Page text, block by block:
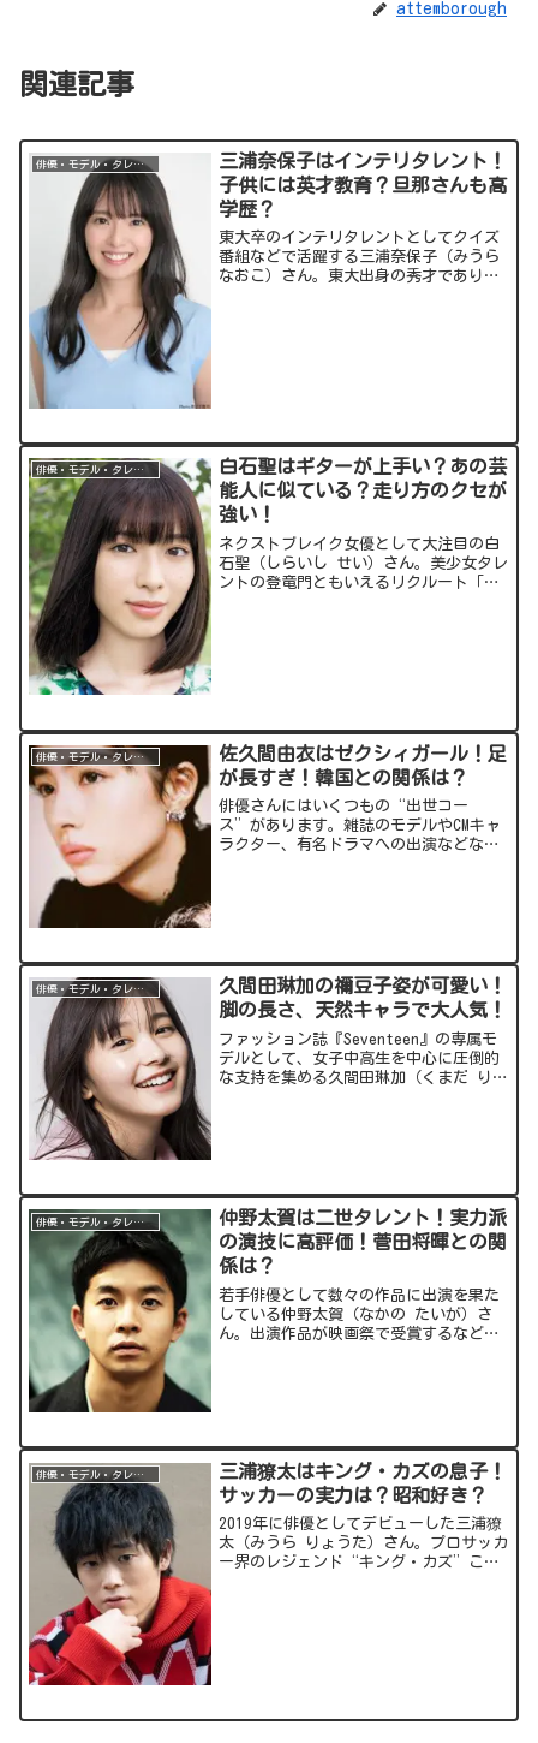
attemborough
関連記事
俳優・モデル・タレント
三浦奈保子はインテリタレント！
子供には英才教育？旦那さんも高
学歴？
東大卒のインテリタレントとしてクイズ
番組などで活躍する三浦奈保子（みうら
なおこ）さん。東大出身の秀才でありな
俳優・モデル・タレント
白石聖はギターが上手い？あの芸
能人に似ている？走り方のクセが
強い！
ネクストブレイク女優として大注目の白
石聖（しらいし せい）さん。美少女タレ
ントの登竜門ともいえるリクルート「ゼ
俳優・モデル・タレント
佐久間由衣はゼクシィガール！足
が長すぎ！韓国との関係は？
俳優さんにはいくつもの“出世コー
ス”があります。雑誌のモデルやCMキャ
ラクター、有名ドラマへの出演などな
俳優・モデル・タレント
久間田琳加の禰豆子姿が可愛い！
脚の長さ、天然キャラで大人気！
ファッション誌『Seventeen』の専属モ
デルとして、女子中高生を中心に圧倒的
な支持を集める久間田琳加（くまだ りん
俳優・モデル・タレント
仲野太賀は二世タレント！実力派
の演技に高評価！菅田将暉との関
係は？
若手俳優として数々の作品に出演を果た
している仲野太賀（なかの たいが）さ
ん。出演作品が映画祭で受賞するなど、
俳優・モデル・タレント
三浦獠太はキング・カズの息子！
サッカーの実力は？昭和好き？
2019年に俳優としてデビューした三浦獠
太（みうら りょうた）さん。プロサッカ
ー界のレジェンド“キング・カズ”こと